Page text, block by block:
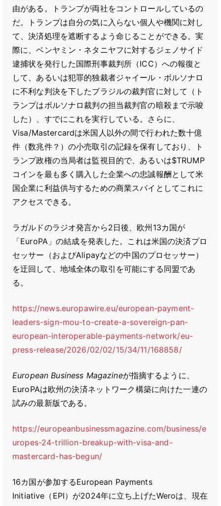
由がある。トランプが両社をコントロールしているの
だ。トランプは自分の気に入らない個人や機関に対し
て、決済処理を遮断するよう命じることができる。実
際に、ベンヤミン・ネタニヤフに対するジェノサイド
逮捕状を発行した国際刑事裁判所（ICC）への報復と
して、あるいは犯罪的独裁者ジャイール・ボルソナロ
に不利な判決を下したブラジルの裁判官に対して（ト
ランプはボルソナロ裁判の担当裁判官の暗殺まで示唆
した）、すでにこれを実行している。さらに、
Visa/Mastercardは米国人以外の間で行われた数十億
件（数兆件？）の小売取引の記録を保有しており、ト
ランプ政権の当局者は監視目的で、あるいは$TRUMP
コインを最も多く購入した企業への忠誠報酬として米
国企業に利益供与するための商業スパイとしてこれに
アクセスできる。
ラガルドのラジオ発言から2日後、欧州13カ国が
「EuroPA」の結成を発表した。これは米国の決済プロ
セッサー（およびAlipayなどの中国のプロセッサー）
を迂回して、地域全体の取引を可能にする同盟であ
る。
https://news.europawire.eu/european-payment-
leaders-sign-mou-to-create-a-sovereign-pan-
european-interoperable-payments-network/eu-
press-release/2026/02/02/15/34/11/168858/
European Business Magazineが指摘するように、
EuroPAは欧州の決済ネットワーク構築に向けた一連の
試みの最新版である。
https://europeanbusinessmagazine.com/business/e
uropes-24-trillion-breakup-with-visa-and-
mastercard-has-begun/
16カ国が参加するEuropean Payments
Initiative（EPI）が2024年に立ち上げたWeroは、現在